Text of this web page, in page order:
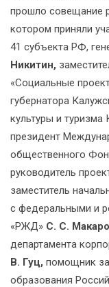
прошло совещание
котором приняли
41 субъекта РФ,
Никитин,
«Социальные
губернатора
культуры и
президент
общественного
руководитель
заместитель
с федеральными и
«РЖД» С. С.
департамента
В. Гуц, помощник
образования